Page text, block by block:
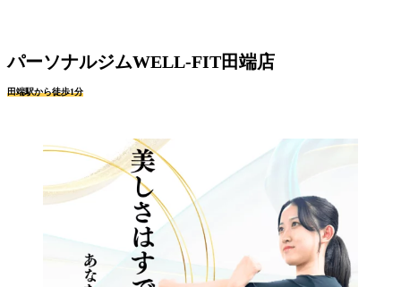
パーソナルジムWELL-FIT田端店
田端駅から徒歩1分